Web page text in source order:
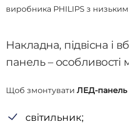
виробника PHILIPS з
Накладна, підвісна і
панель – особливості
Щоб змонтувати ЛЕД-панель
cвітильник;